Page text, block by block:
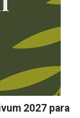
2027 para